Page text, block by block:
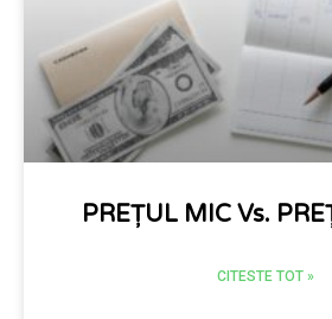
PREȚUL MIC Vs.
CITESTE TOT »